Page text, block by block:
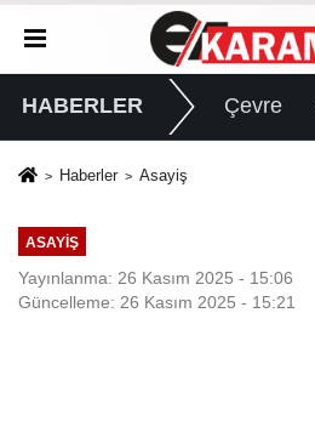
HABERLER Çevre
Haberler Asayiş
ASAYIŞ
Yayınlanma: 26 Kasım 2025 - 15:06
Güncelleme: 26 Kasım 2025 - 15:21